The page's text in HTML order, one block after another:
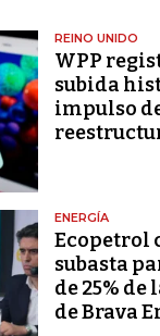
REINO UNIDO
WPP
subida
impulso
ENERGÍA
Ecopetrol
subasta
de 25% de
de Brava